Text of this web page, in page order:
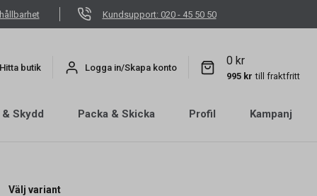
Kundsupport: 020 - 45 50 50
Hitta butik Logga in/Skapa konto
0 kr
995 kr till fraktfritt
Skydd Packa & Skicka Profil Kampanj
Välj variant